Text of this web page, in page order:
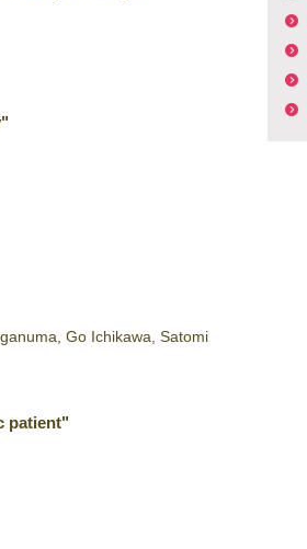
Go Ichikawa, Satomi
patient"